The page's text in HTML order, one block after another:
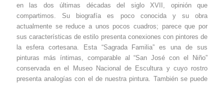
en las dos últimas décadas del siglo XVII, opinión que
compartimos. Su biografía es poco conocida y su obra
actualmente se reduce a unos pocos cuadros; parece que por
sus características de estilo presenta conexiones con pintores de
la esfera cortesana. Esta “Sagrada Familia” es una de sus
pinturas más íntimas, comparable al “San José con el Niño”
conservada en el Museo Nacional de Escultura y cuyo rostro
presenta analogías con el de nuestra pintura. También se puede